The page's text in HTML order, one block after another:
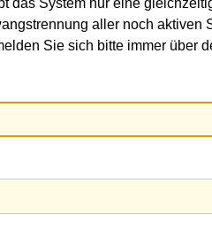
aller noch aktiven
Sie sich bitte immer über